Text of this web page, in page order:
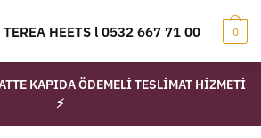
HEETS l 0532 667 71 00 0
KAPIDA ÖDEMELİ TESLİMAT HİZMETİ
⚡